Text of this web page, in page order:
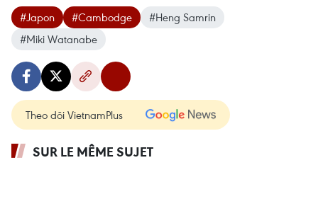
#Japon #Cambodge
#Heng Samrin
#Miki Watanabe
Theo dõi VietnamPlus
SUR LE MÊME SUJET